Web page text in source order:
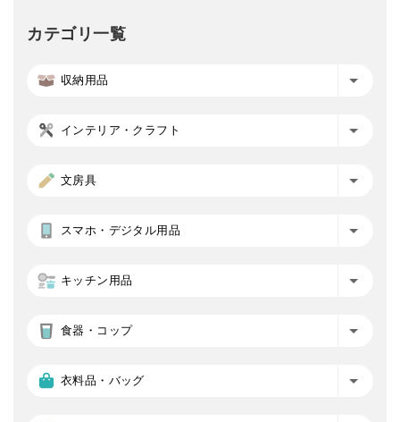
カテゴリ一覧
収納用品
インテリア・クラフト
文房具
スマホ・デジタル用品
キッチン用品
食器・コップ
衣料品・バッグ